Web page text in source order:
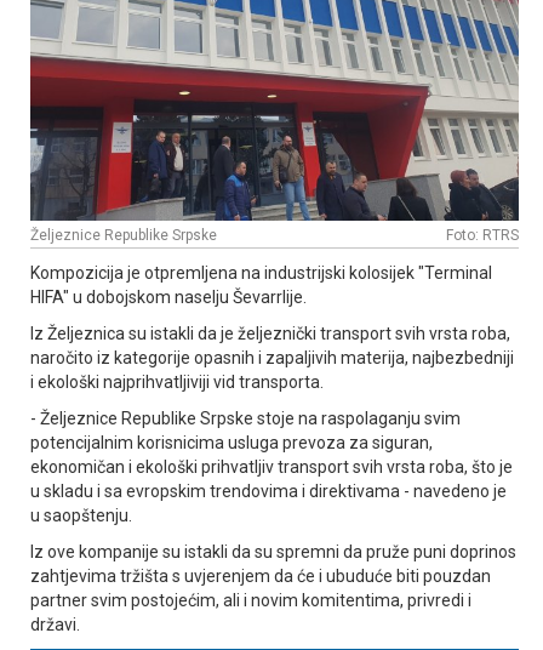
Željeznice Republike Srpske Foto: RTRS
Kompozicija je otpremljena na industrijski kolosijek "Terminal
HIFA" u dobojskom naselju Ševarrlije.
Iz Željeznica su istakli da je željeznički transport svih vrsta roba,
naročito iz kategorije opasnih i zapaljivih materija, najbezbedniji
i ekološki najprihvatljiviji vid transporta.
- Željeznice Republike Srpske stoje na raspolaganju svim
potencijalnim korisnicima usluga prevoza za siguran,
ekonomičan i ekološki prihvatljiv transport svih vrsta roba, što je
u skladu i sa evropskim trendovima i direktivama - navedeno je
u saopštenju.
Iz ove kompanije su istakli da su spremni da pruže puni doprinos
zahtjevima tržišta s uvjerenjem da će i ubuduće biti pouzdan
partner svim postojećim, ali i novim komitentima, privredi i
državi.